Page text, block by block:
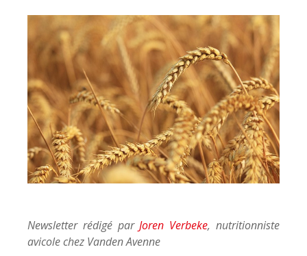
Newsletter rédigé parJoren Verbeke, nutritionniste
avicole chez Vanden Avenne